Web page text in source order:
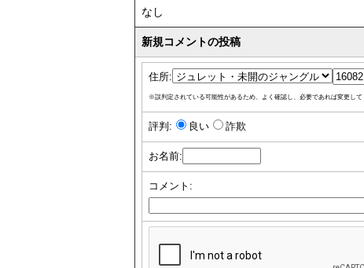
なし
新規コメントの投稿
住所:
※誤判定されている可能性があるため、よく確認し、必要であれば変更して
評判: 良い 詐欺
お名前:
コメント: